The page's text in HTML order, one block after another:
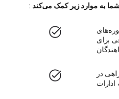
: به موارد زیر کمک می‌کند
برای
در